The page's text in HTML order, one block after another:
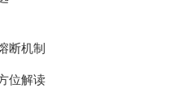
断机制
位解读